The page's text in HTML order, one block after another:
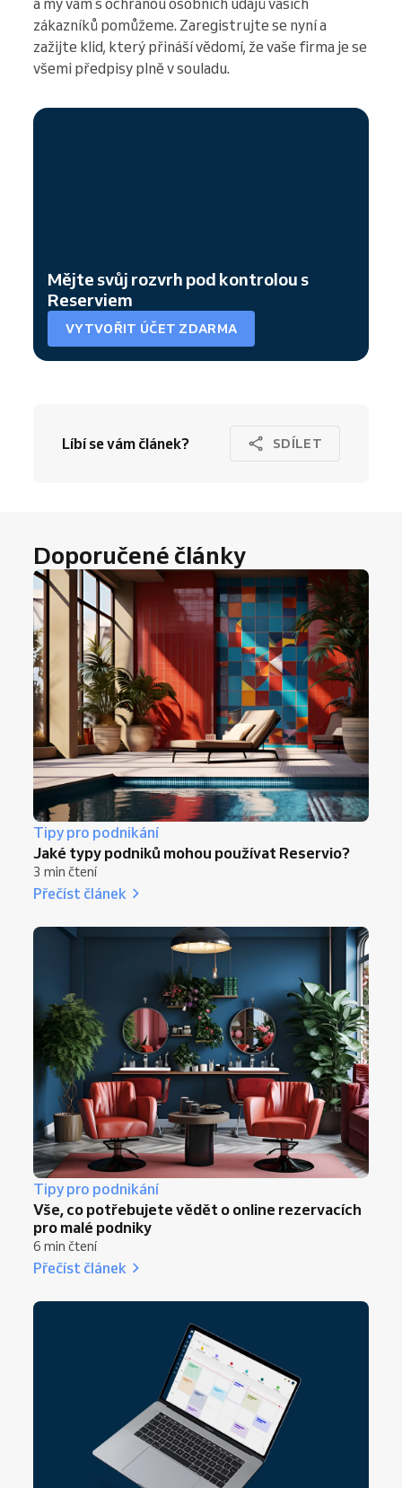
a my vám s ochranou osobních údajů vašich
zákazníků pomůžeme. Zaregistrujte se nyní a
zažijte klid, který přináší vědomí, že vaše firma je se
všemi předpisy plně v souladu.
Mějte svůj rozvrh pod kontrolou s
Reserviem
VYTVOŘIT ÚČET ZDARMA
Líbí se vám článek? SDÍLET
Doporučené články
Tipy pro podnikání
Jaké typy podniků mohou používat Reservio?
3 min čtení
Přečíst článek
Tipy pro podnikání
Vše, co potřebujete vědět o online rezervacích
pro malé podniky
6 min čtení
Přečíst článek